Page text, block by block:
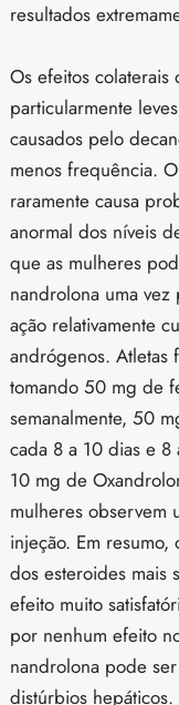
resultados
Os efeitos
particularmente
causados pelo
menos frequência.
raramente causa
anormal dos níveis
que as mulheres
nandrolona uma
ação relativamente
andrógenos. Atletas
tomando 50 mg de
semanalmente, 50
cada 8 a 10 dias e
10 mg de
mulheres observem
injeção. Em
dos esteroides mais
efeito muito
por nenhum efeito
nandrolona pode
distúrbios hepáticos.